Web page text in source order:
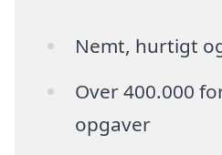
Nemt, hurtigt
Over 400.000
opgaver